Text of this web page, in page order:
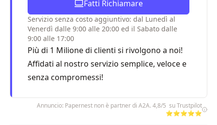
Fatti Richiamare
Servizio senza costo aggiuntivo: dal Lunedì al
Venerdì dalle 9:00 alle 20:00 ed il Sabato dalle
9:00 alle 17:00
Più di 1 Milione di clienti si rivolgono a noi!
Affidati al nostro servizio semplice, veloce e
senza compromessi!
Annuncio: Papernest non è partner di A2A. 4,8/5 su Trustpilot
⭐⭐⭐⭐⭐